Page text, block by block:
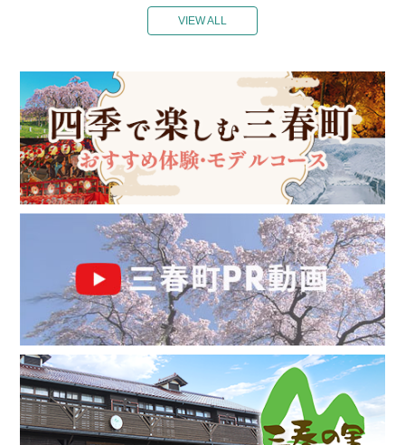
VIEW ALL